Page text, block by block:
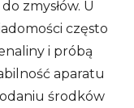
zmysłów. U
często
i próbą
aparatu
środków